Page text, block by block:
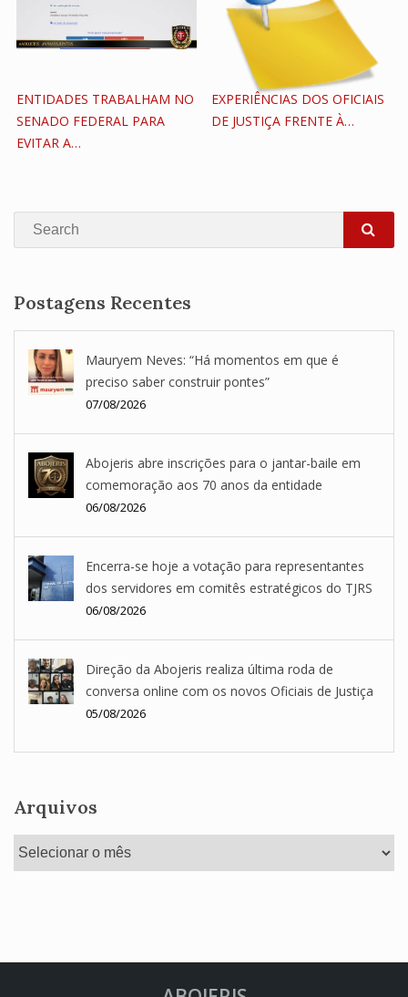
ENTIDADES TRABALHAM NO
SENADO FEDERAL PARA
EVITAR A…
EXPERIÊNCIAS DOS OFICIAIS
DE JUSTIÇA FRENTE À…
Search
Postagens Recentes
Mauryem Neves: “Há momentos em que é
preciso saber construir pontes”
07/08/2026
Abojeris abre inscrições para o jantar-baile em
comemoração aos 70 anos da entidade
06/08/2026
Encerra-se hoje a votação para representantes
dos servidores em comitês estratégicos do TJRS
06/08/2026
Direção da Abojeris realiza última roda de
conversa online com os novos Oficiais de Justiça
05/08/2026
Arquivos
Arquivos